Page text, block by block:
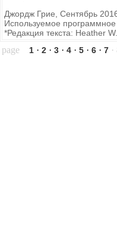
Джордж Грие, Сентябрь
Используемое
*Редакция текста: Heather
page 1 · 2 · 3 · 4 · 5 · 6 · 7